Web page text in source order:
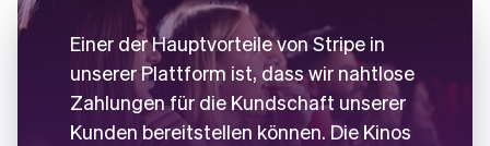
Einer der Hauptvorteile von Stripe in
unserer Plattform ist, dass wir nahtlose
Zahlungen für die Kundschaft unserer
Kunden bereitstellen können. Die Kinos